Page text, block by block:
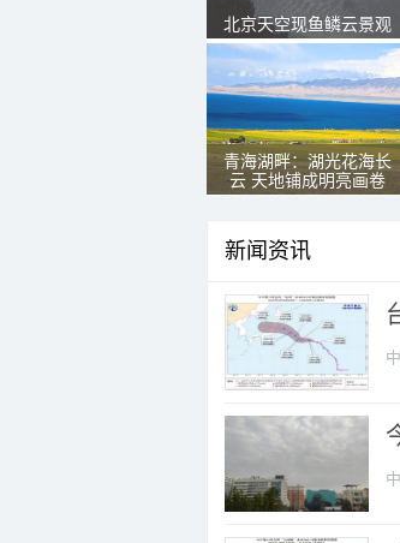
北京天空现鱼鳞云景观
青海湖畔：湖光花海长
云 天地铺成明亮画卷
新闻资讯